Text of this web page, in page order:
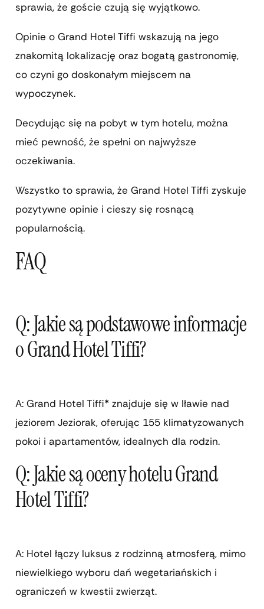
sprawia, że goście czują się wyjątkowo.
Opinie o Grand Hotel Tiffi wskazują na jego
znakomitą lokalizację oraz bogatą gastronomię,
co czyni go doskonałym miejscem na
wypoczynek.
Decydując się na pobyt w tym hotelu, można
mieć pewność, że spełni on najwyższe
oczekiwania.
Wszystko to sprawia, że Grand Hotel Tiffi zyskuje
pozytywne opinie i cieszy się rosnącą
popularnością.
FAQ
Q: Jakie są podstawowe informacje
o Grand Hotel Tiffi?
A: Grand Hotel Tiffi* znajduje się w Iławie nad
jeziorem Jeziorak, oferując 155 klimatyzowanych
pokoi i apartamentów, idealnych dla rodzin.
Q: Jakie są oceny hotelu Grand
Hotel Tiffi?
A: Hotel łączy luksus z rodzinną atmosferą, mimo
niewielkiego wyboru dań wegetariańskich i
ograniczeń w kwestii zwierząt.